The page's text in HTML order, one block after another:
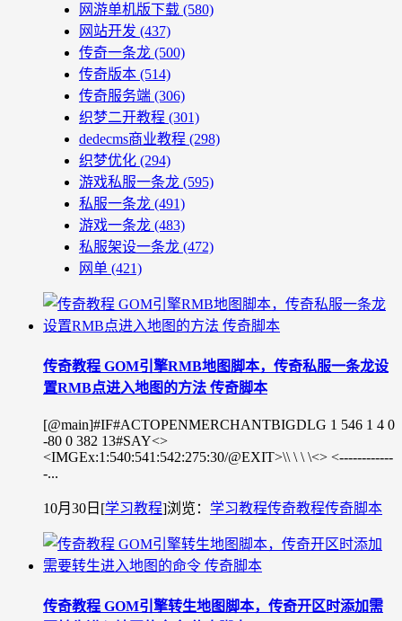
网游单机版下载 (580)
网站开发 (437)
传奇一条龙 (500)
传奇版本 (514)
传奇服务端 (306)
织梦二开教程 (301)
dedecms商业教程 (298)
织梦优化 (294)
游戏私服一条龙 (595)
私服一条龙 (491)
游戏一条龙 (483)
私服架设一条龙 (472)
网单 (421)
传奇教程 GOM引擎RMB地图脚本，传奇私服一条龙设
置RMB点进入地图的方法 传奇脚本
[@main]#IF#ACTOPENMERCHANTBIGDLG 1 546 1 4 0
-80 0 382 13#SAY<>
<IMGEx:1:540:541:542:275:30/@EXIT>\\ \ \ \<> <------------
-...
10月30日 [学习教程]浏览： 学习教程传奇教程传奇脚本
传奇教程 GOM引擎转生地图脚本，传奇开区时添加需